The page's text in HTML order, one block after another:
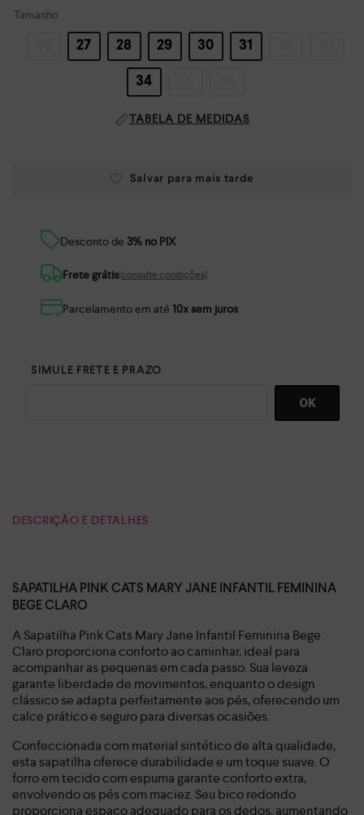
Tamanho
27 28 29 30 31
34
TABELA DE MEDIDAS
Desconto de 3% no PIX
Frete grátis(consulte condições)
Parcelamento em até 10x sem juros
DESCRIÇÃO E DETALHES
SAPATILHA PINK CATS MARY JANE INFANTIL FEMININA
BEGE CLARO
A Sapatilha Pink Cats Mary Jane Infantil Feminina Bege
Claro proporciona conforto ao caminhar, ideal para
acompanhar as pequenas em cada passo. Sua leveza
garante liberdade de movimentos, enquanto o design
clássico se adapta perfeitamente aos pés, oferecendo um
calce prático e seguro para diversas ocasiões.
Confeccionada com material sintético de alta qualidade,
esta sapatilha oferece durabilidade e um toque suave. O
forro em tecido com espuma garante conforto extra,
envolvendo os pés com maciez. Seu bico redondo
proporciona espaço adequado para os dedos, aumentando